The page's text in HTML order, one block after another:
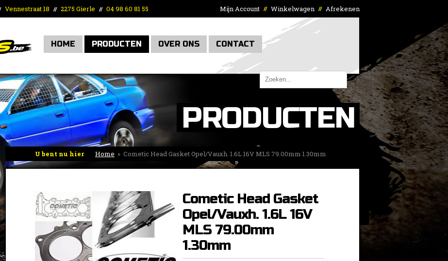
Vennestraat 18 // 2275 Gierle // 04 98 60 81 55 Mijn Account // Winkelwagen // Afrekenen
HOME PRODUCTEN OVER ONS CONTACT
PRODUCTEN
U bent nu hier Home » Cometic Head Gasket Opel/Vauxh. 1.6L 16V MLS 79.00mm 1.30mm
Cometic Head Gasket
Opel/Vauxh. 1.6L 16V
MLS 79.00mm
1.30mm